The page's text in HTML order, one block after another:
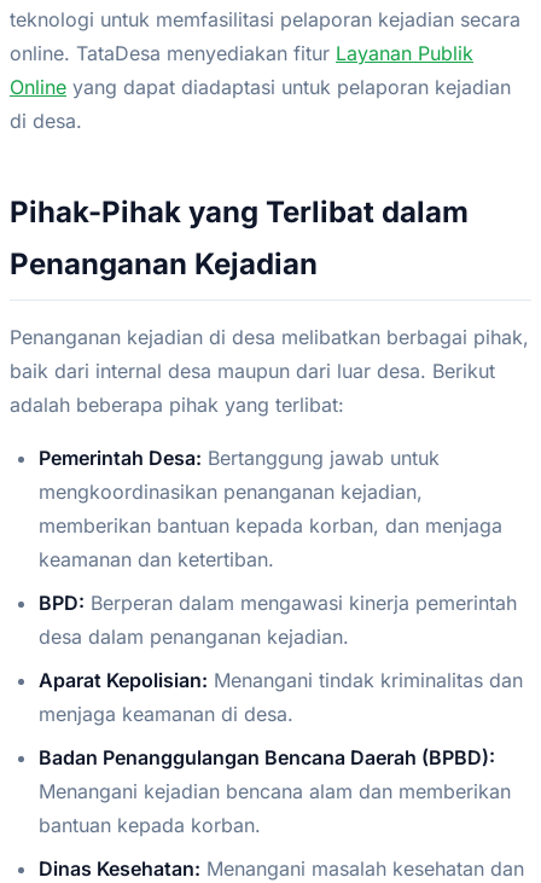
teknologi untuk memfasilitasi pelaporan kejadian secara
online. TataDesa menyediakan fitur Layanan Publik
Online yang dapat diadaptasi untuk pelaporan kejadian
di desa.
Pihak-Pihak yang Terlibat dalam
Penanganan Kejadian
Penanganan kejadian di desa melibatkan berbagai pihak,
baik dari internal desa maupun dari luar desa. Berikut
adalah beberapa pihak yang terlibat:
Pemerintah Desa: Bertanggung jawab untuk
mengkoordinasikan penanganan kejadian,
memberikan bantuan kepada korban, dan menjaga
keamanan dan ketertiban.
BPD: Berperan dalam mengawasi kinerja pemerintah
desa dalam penanganan kejadian.
Aparat Kepolisian: Menangani tindak kriminalitas dan
menjaga keamanan di desa.
Badan Penanggulangan Bencana Daerah (BPBD):
Menangani kejadian bencana alam dan memberikan
bantuan kepada korban.
Dinas Kesehatan: Menangani masalah kesehatan dan